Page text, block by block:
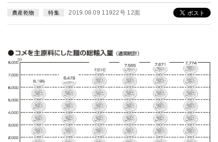
農産乾物 特集 2019.08.09 11922号 12面